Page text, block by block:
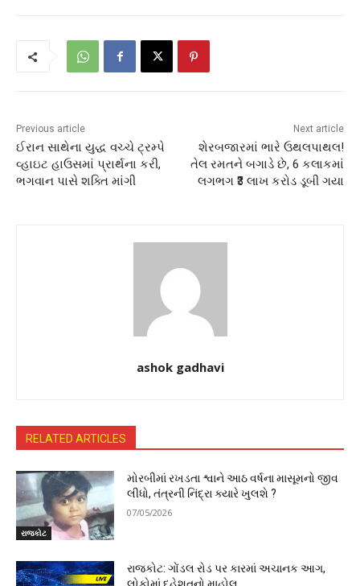
Previous article
ઈરાન સાથેના યુદ્ધ વચ્ચે ટ્રમ્પે
વ્હાઇટ હાઉસમાં પ્રાર્થના કરી,
ભગવાન પાસે શક્તિ માંગી
Next article
શેરબજારમાં ભારે ઉથલપાથલ!
તેલ રમતને બગાડે છે, 6 કલાકમાં
લગભગ ₹3 લાખ કરોડ ડૂબી ગયા
ashok gadhavi
RELATED ARTICLES
રાજકોટ
મોરબીમાં રખડતા શ્વાને આઠ વર્ષના માસૂમનો જીવ
લીધો, તંત્રની નિંદ્રા ક્યારે ખુલશે ?
07/05/2026
રાજકોટ: ગોંડલ રોડ પર કારમાં અચાનક આગ,